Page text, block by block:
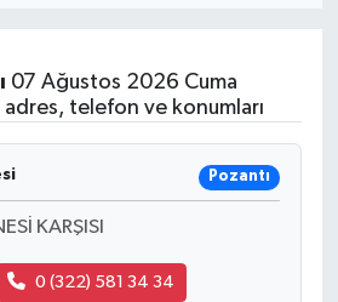
07 Ağustos 2026 Cuma
telefon ve konumları
Pozantı
KARŞISI
0 (322) 581 34 34